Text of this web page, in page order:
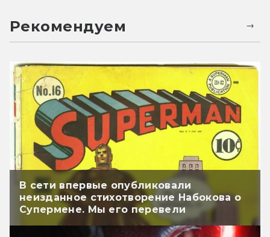
Рекомендуем
В сети впервые опубликовали
неизданное стихотворение Набокова о
Супермене. Мы его перевели